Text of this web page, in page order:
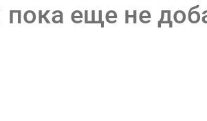
еще не